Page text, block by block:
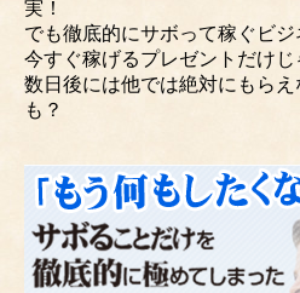
実！
でも徹底的にサボって稼ぐビジ
今すぐ稼げるプレゼントだけ
数日後には他では絶対にもら
も？